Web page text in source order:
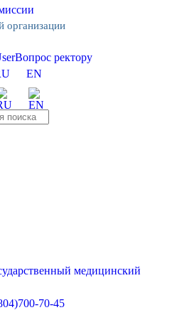
организации
Вопрос ректору
EN
медицинский
70-45